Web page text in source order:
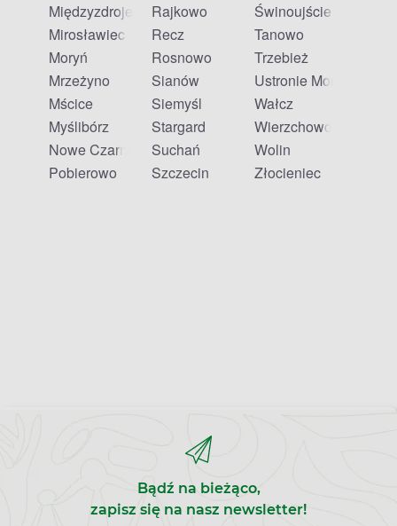
Międzyzdroje
Mirosławiec
Moryń
Mrzeżyno
Mścice
Myślibórz
Nowe Czarnowo
Pobierowo
Rajkowo
Recz
Rosnowo
Sianów
Siemyśl
Stargard
Suchań
Szczecin
Świnoujście
Tanowo
Trzebież
Ustronie Morskie
Wałcz
Wierzchowo
Wolin
Złocieniec
Bądź na bieżąco,
zapisz się na nasz newsletter!